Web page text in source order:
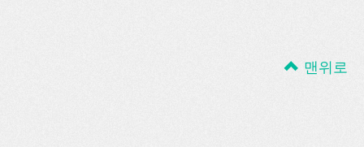
맨위로